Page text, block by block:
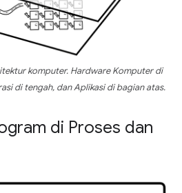
komputer. Hardware Komputer di
di tengah, dan Aplikasi di bagian atas.
di Proses dan